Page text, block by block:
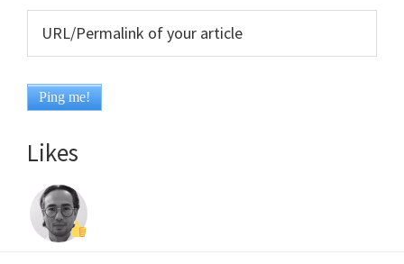
Likes